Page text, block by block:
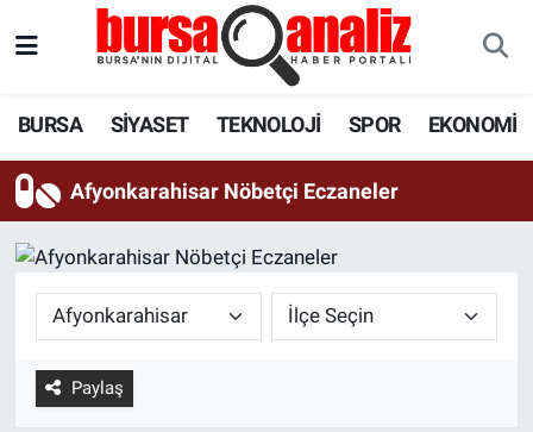
BURSA SİYASET TEKNOLOJİ SPOR EKONOMİ
Afyonkarahisar Nöbetçi Eczaneler
Paylaş
SPOR
EKONOMİ
SAĞLIK
Süper Lig Puan Durumu ve Fikstür
Tüm Manşetler
Son Dakika Haberleri